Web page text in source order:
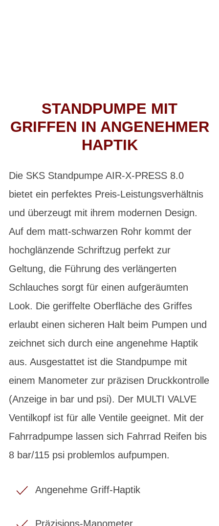
STANDPUMPE MIT
GRIFFEN IN ANGENEHMER
HAPTIK
Die SKS Standpumpe AIR-X-PRESS 8.0
bietet ein perfektes Preis-Leistungsverhältnis
und überzeugt mit ihrem modernen Design.
Auf dem matt-schwarzen Rohr kommt der
hochglänzende Schriftzug perfekt zur
Geltung, die Führung des verlängerten
Schlauches sorgt für einen aufgeräumten
Look. Die geriffelte Oberfläche des Griffes
erlaubt einen sicheren Halt beim Pumpen und
zeichnet sich durch eine angenehme Haptik
aus. Ausgestattet ist die Standpumpe mit
einem Manometer zur präzisen Druckkontrolle
(Anzeige in bar und psi). Der MULTI VALVE
Ventilkopf ist für alle Ventile geeignet. Mit der
Fahrradpumpe lassen sich Fahrrad Reifen bis
8 bar/115 psi problemlos aufpumpen.
Angenehme Griff-Haptik
Präzisions-Manometer